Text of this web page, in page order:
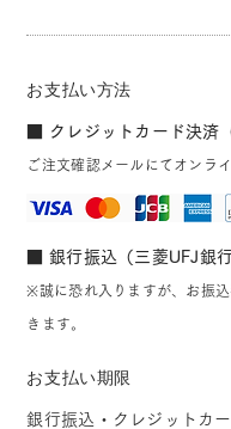
お支払い方法
■ クレジットカード決済
ご注文確認メールにてオンラ
■ 銀行振込（三菱UFJ銀行
※誠に恐れ入りますが、お振
きます。
お支払い期限
銀行振込・クレジットカ